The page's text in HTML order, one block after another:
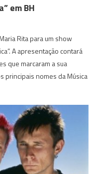
em BH
Rita para um show
A apresentação contará
que marcaram a sua
principais nomes da Música